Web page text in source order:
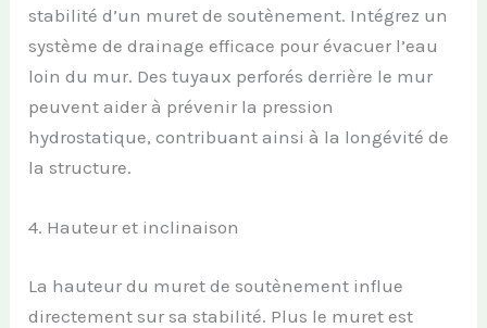
stabilité d’un muret de soutènement. Intégrez un
système de drainage efficace pour évacuer l’eau
loin du mur. Des tuyaux perforés derrière le mur
peuvent aider à prévenir la pression
hydrostatique, contribuant ainsi à la longévité de
la structure.
4. Hauteur et inclinaison
La hauteur du muret de soutènement influe
directement sur sa stabilité. Plus le muret est